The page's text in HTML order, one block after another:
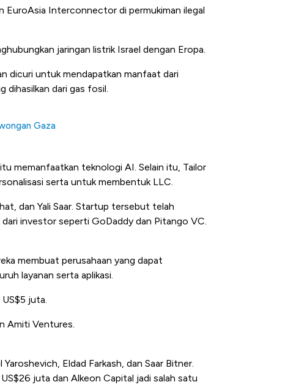
EuroAsia Interconnector di permukiman ilegal
jaringan listrik Israel dengan Eropa.
dicuri untuk mendapatkan manfaat dari
dihasilkan dari gas fosil.
Gaza
memanfaatkan teknologi AI. Selain itu, Tailor
serta untuk membentuk LLC.
dan Yali Saar. Startup tersebut telah
investor seperti GoDaddy dan Pitango VC.
membuat perusahaan yang dapat
layanan serta aplikasi.
juta.
Amiti Ventures.
Eldad Farkash, dan Saar Bitner.
juta dan Alkeon Capital jadi salah satu